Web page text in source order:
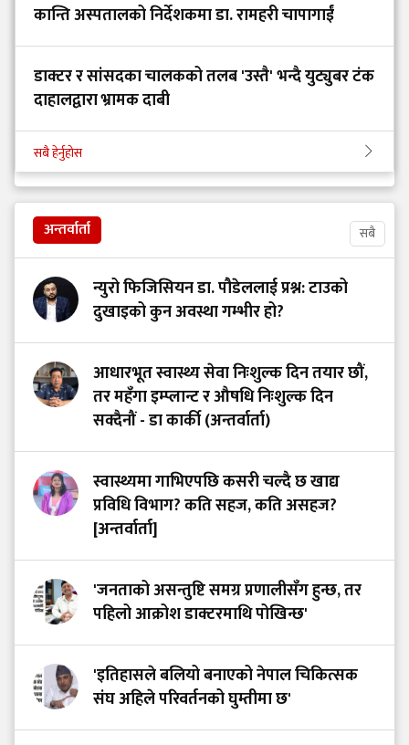
कान्ति अस्पतालको निर्देशकमा डा. रामहरी चापागाईं
डाक्टर र सांसदका चालकको तलब 'उस्तै' भन्दै युट्युबर टंक
दाहालद्वारा भ्रामक दाबी
सबै हेर्नुहोस
अन्तर्वार्ता सबै
न्युरो फिजिसियन डा. पौडेललाई प्रश्न: टाउको
दुखाइको कुन अवस्था गम्भीर हो?
आधारभूत स्वास्थ्य सेवा निःशुल्क दिन तयार छौं,
तर महँगा इम्प्लान्ट र औषधि निःशुल्क दिन
सक्दैनौं - डा कार्की (अन्तर्वार्ता)
स्वास्थ्यमा गाभिएपछि कसरी चल्दै छ खाद्य
प्रविधि विभाग? कति सहज, कति असहज?
[अन्तर्वार्ता]
'जनताको असन्तुष्टि समग्र प्रणालीसँग हुन्छ, तर
पहिलो आक्रोश डाक्टरमाथि पोखिन्छ'
'इतिहासले बलियो बनाएको नेपाल चिकित्सक
संघ अहिले परिवर्तनको घुम्तीमा छ'